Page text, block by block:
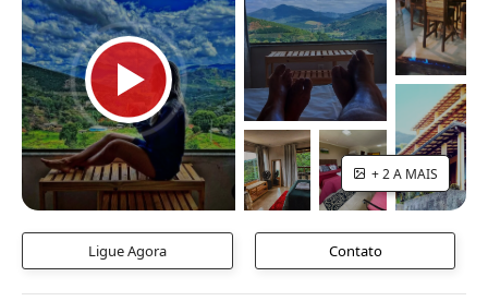
+ 2 A MAIS
Ligue Agora Contato